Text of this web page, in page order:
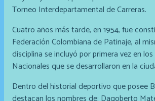
Torneo Interdepartamental de Carreras.
Cuatro años más tarde, en 1954, fue
Federación Colombiana de Patinaje, al
disciplina se incluyó por primera vez en los
Nacionales que se desarrollaron en la
Dentro del historial deportivo que posee